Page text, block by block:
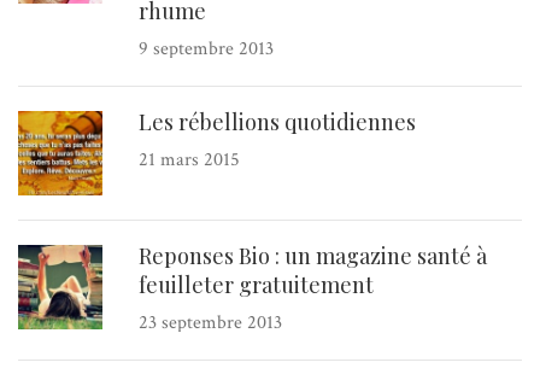
rhume
9 septembre 2013
Les rébellions quotidiennes
21 mars 2015
Reponses Bio : un magazine santé à
feuilleter gratuitement
23 septembre 2013